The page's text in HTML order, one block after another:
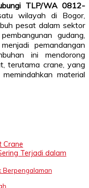
TLP/WA 0812-
wilayah di Bogor,
pesat dalam sektor
gudang,
pemandangan
ini mendorong
terutama crane, yang
material
Crane
Terjadi dalam
Berpengalaman